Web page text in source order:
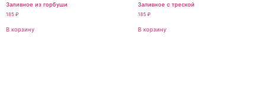
Заливное из горбуши
185 ₽
В корзину
Заливное с треской
185 ₽
В корзину